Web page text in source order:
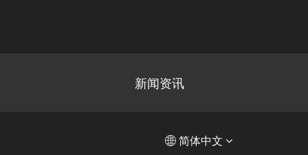
新闻资讯
简体中文